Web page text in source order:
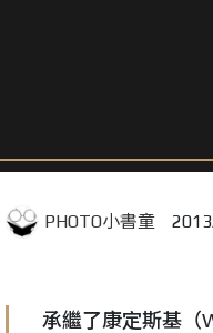
PHOTO小書童
承繼了康定斯基（